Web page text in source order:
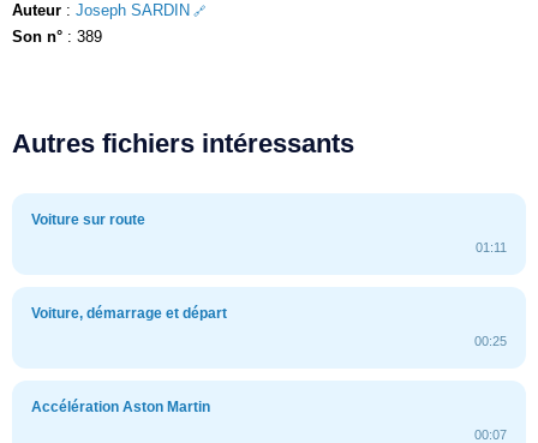
Auteur : Joseph SARDIN
Son n° : 389
Autres fichiers intéressants
Voiture sur route
01:11
Voiture, démarrage et départ
00:25
Accélération Aston Martin
00:07